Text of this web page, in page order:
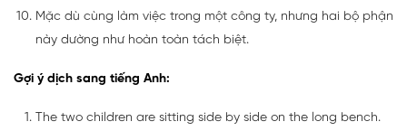
Mặc dù cùng làm việc trong một công ty, nhưng hai bộ phận
này dường như hoàn toàn tách biệt.
Gợi ý dịch sang tiếng Anh:
The two children are sitting side by side on the long bench.